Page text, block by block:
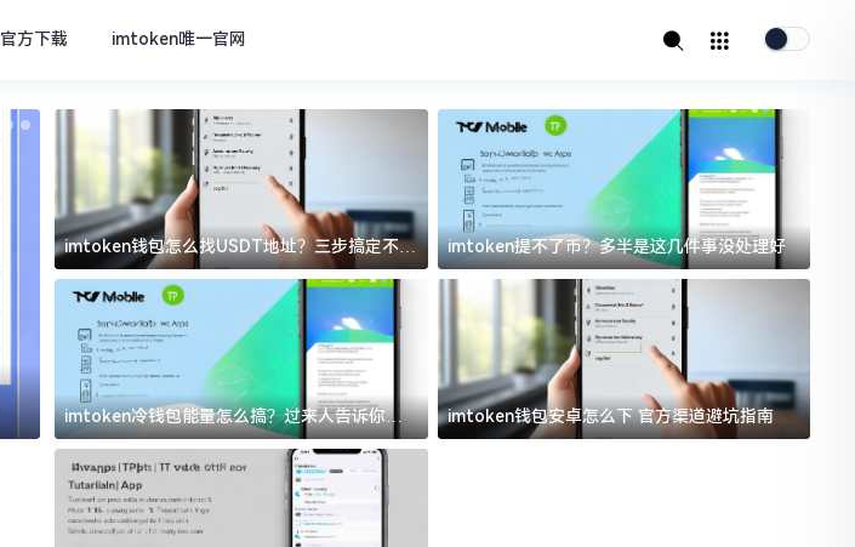
方下载 imtoken唯一官网
imtoken官方下载
imtoken钱包怎么找USDT地址？三步搞定不踩
坑
imtoken提不了币？多半是这几件事没处理好
imtoken冷钱包能量怎么搞？过来人告诉你门
道
imtoken钱包安卓怎么下 官方渠道避坑指南